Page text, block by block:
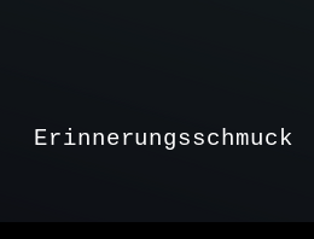
Erinnerungsschmuck